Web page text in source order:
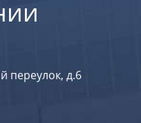
переулок, д.6